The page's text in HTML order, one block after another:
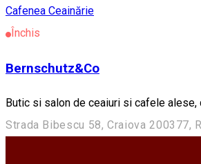
Cafenea Ceainărie
Închis
Bernschutz&Co
Butic si salon de ceaiuri si cafele alese,
Strada Bibescu 58, Craiova 200377,